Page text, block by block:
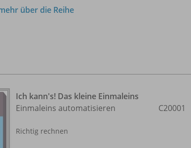
über die Reihe
Ich kann's! Das kleine Einmaleins
Einmaleins automatisieren
Richtig rechnen
C20001